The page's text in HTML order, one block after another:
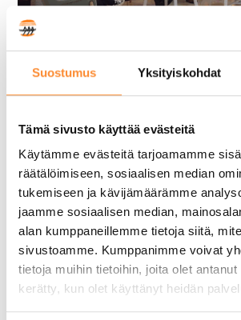
Suostumus Yksityiskohdat
Tämä sivusto käyttää evästeitä
Käytämme evästeitä tarjoamamme
räätälöimiseen, sosiaalisen median
tukemiseen ja kävijämäärämme
jaamme sosiaalisen median,
alan kumppaneillemme tietoja siitä,
sivustoamme. Kumppanimme voivat
tietoja muihin tietoihin, joita olet
kerätty, kun olet käyttänyt heidän
50 vuotta
15 joulukuun, 2025
Peräpohjolan Opistolla juhlittiin
nuorisotyön koulutusta
Ensimmäiset
aloittivat opintonsa opistolla
Osa juhlaohjelmaa oli
hankkeen paneelikeskustelu,